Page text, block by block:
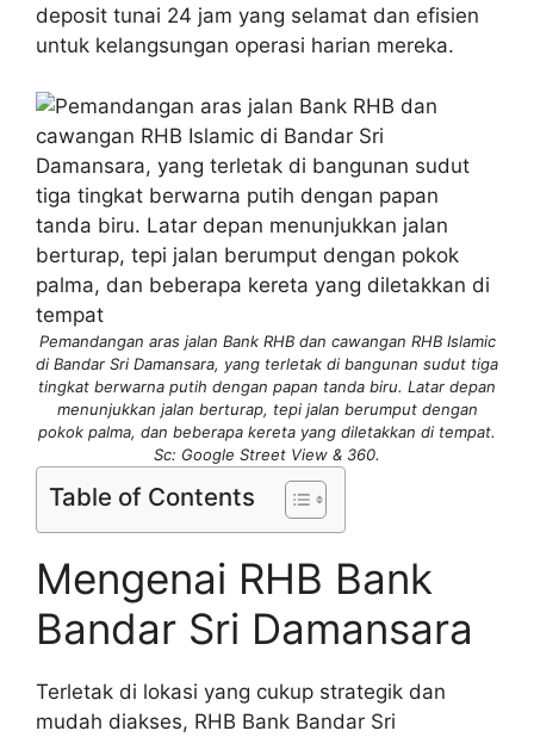
deposit tunai 24 jam yang selamat dan efisien
untuk kelangsungan operasi harian mereka.
Pemandangan aras jalan Bank RHB dan cawangan RHB Islamic
di Bandar Sri Damansara, yang terletak di bangunan sudut tiga
tingkat berwarna putih dengan papan tanda biru. Latar depan
menunjukkan jalan berturap, tepi jalan berumput dengan
pokok palma, dan beberapa kereta yang diletakkan di tempat.
Sc: Google Street View & 360.
Table of Contents
Mengenai RHB Bank
Bandar Sri Damansara
Terletak di lokasi yang cukup strategik dan
mudah diakses, RHB Bank Bandar Sri